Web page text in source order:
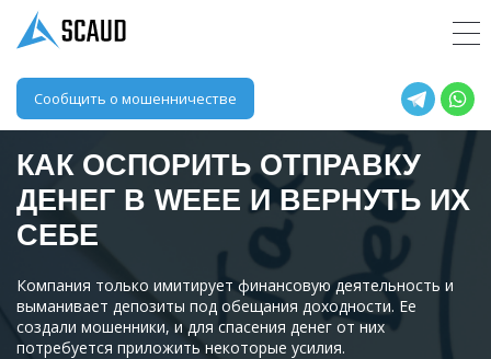
Сообщить о мошенничестве
КАК ОСПОРИТЬ ОТПРАВКУ
ДЕНЕГ В WEEE И ВЕРНУТЬ ИХ
СЕБЕ
Компания только имитирует финансовую деятельность и
выманивает депозиты под обещания доходности. Ее
создали мошенники, и для спасения денег от них
потребуется приложить некоторые усилия.